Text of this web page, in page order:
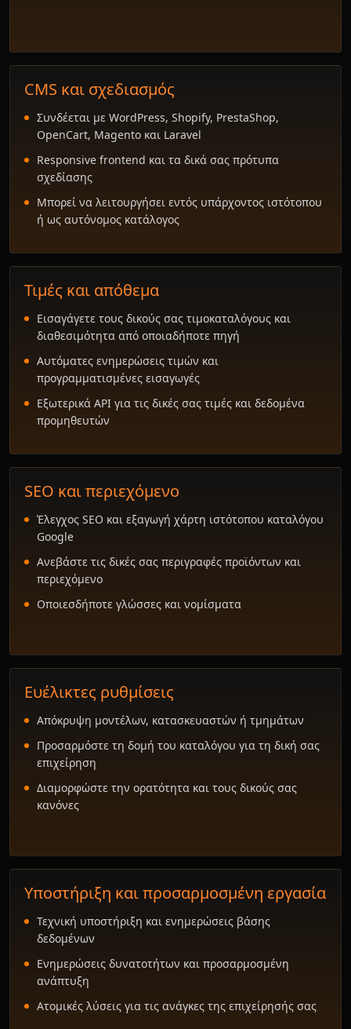
CMS και σχεδιασμός
Συνδέεται με WordPress, Shopify, PrestaShop,
OpenCart, Magento και Laravel
Responsive frontend και τα δικά σας πρότυπα
σχεδίασης
Μπορεί να λειτουργήσει εντός υπάρχοντος ιστότοπου
ή ως αυτόνομος κατάλογος
Τιμές και απόθεμα
Εισαγάγετε τους δικούς σας τιμοκαταλόγους και
διαθεσιμότητα από οποιαδήποτε πηγή
Αυτόματες ενημερώσεις τιμών και
προγραμματισμένες εισαγωγές
Εξωτερικά API για τις δικές σας τιμές και δεδομένα
προμηθευτών
SEO και περιεχόμενο
Έλεγχος SEO και εξαγωγή χάρτη ιστότοπου καταλόγου
Google
Ανεβάστε τις δικές σας περιγραφές προϊόντων και
περιεχόμενο
Οποιεσδήποτε γλώσσες και νομίσματα
Ευέλικτες ρυθμίσεις
Απόκρυψη μοντέλων, κατασκευαστών ή τμημάτων
Προσαρμόστε τη δομή του καταλόγου για τη δική σας
επιχείρηση
Διαμορφώστε την ορατότητα και τους δικούς σας
κανόνες
Υποστήριξη και προσαρμοσμένη εργασία
Τεχνική υποστήριξη και ενημερώσεις βάσης
δεδομένων
Ενημερώσεις δυνατοτήτων και προσαρμοσμένη
ανάπτυξη
Ατομικές λύσεις για τις ανάγκες της επιχείρησής σας